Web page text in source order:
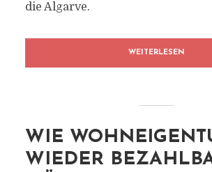
die Algarve.
WEITERLESEN
WIE
WIEDER